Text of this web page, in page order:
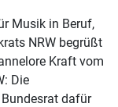
Musik in Beruf,
NRW begrüßt
Kraft vom
Die
dafür